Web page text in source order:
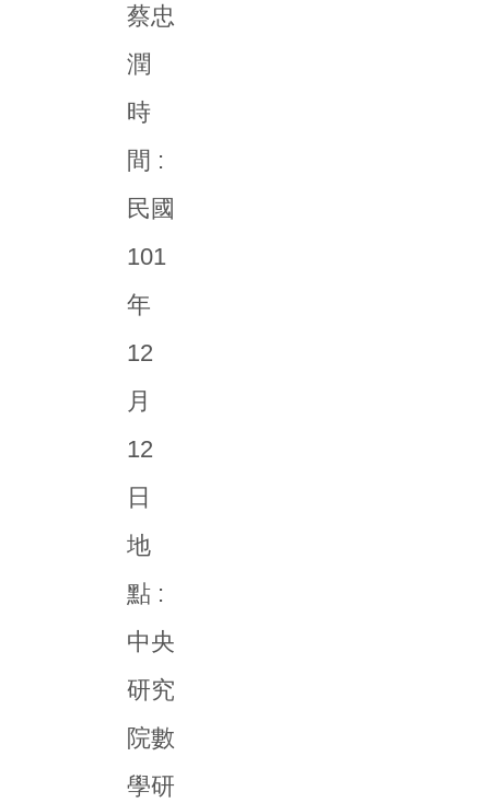
蔡忠
潤
時
間 :
民國
101
年
12
月
12
日
地
點 :
中央
研究
院數
學研